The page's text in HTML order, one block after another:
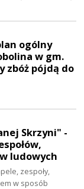
ogólny
w gm.
zbóż pójdą do
Skrzyni" -
ludowych
zespoły,
w sposób